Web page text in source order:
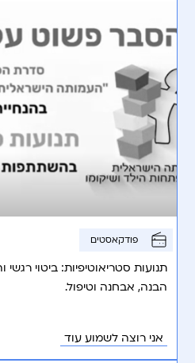
פודקאסטים
תנועות סטריאוטיפיות: ביטוי
הבנה, אבחנה וטיפול.
אני רוצה לשמוע עוד